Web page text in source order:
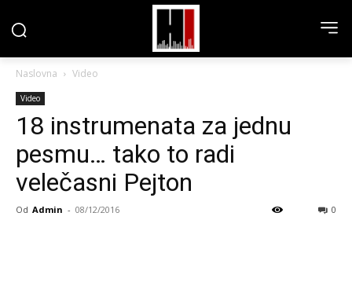
Naslovna Video
Video
18 instrumenata za jednu
pesmu… tako to radi
velečasni Pejton
Od Admin - 08/12/2016 0